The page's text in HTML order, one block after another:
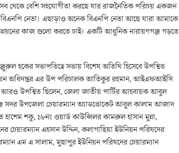
থেকে বেশি সহযোগীতা করছে যার রাজনৈতিক পরিচয় একজন
নেতা। এছাড়াও অনেক বিএনপি নেতা আছে যারা আমাকে
কাজ গুলো করতে চাই। একটি আধুনিক নারায়ণগঞ্জ গড়তে
হকের সভাপতিত্বে সভায় বিশেষ অতিথি হিসেবে উপস্থিত
অধিদপ্তর এর উপ পরিচালক আতিকুর রহমান, আইএফআইসি
উপস্থিত ছিলেন, জেলা জাতীয় পার্টির আহবায়ক আবুল
সদর উপজেলা চেয়ারম্যান অ্যাডভোকেট আবুল কালাম আজাদ
হাশেম শকু, ১৮নং ওয়ার্ড কাউন্সিলর কামরুল হাসান মুন্না,
এহসান উদ্দিন, কলাগাছিয়া ইউনিয়ন পরিষদের
এম এ সালাম, মুছাপুর ইউনিয়ন পরিষদের চেয়ারম্যান